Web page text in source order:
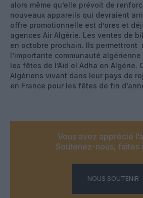
alors même qu’elle prévoit de
nouveaux appareils qui devraient
offre promotionnelle est d’ores et
agences Air Algérie. Les ventes de
en octobre prochain. Ils permettront
l’importante communauté
les fêtes de l’Aïd el Adha en Algérie.
Algériens vivant dans leur pays de
en France pour les fêtes de fin
Vous avez apprécié
Soutenez-nous, faites
NOUS SOUTENIR